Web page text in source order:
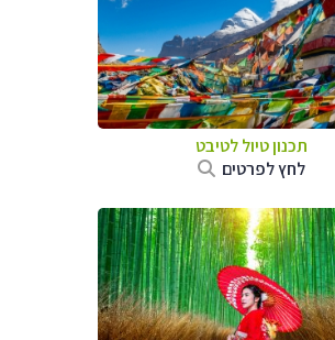
תכנון טיוללטיבט
לחץ לפרטים